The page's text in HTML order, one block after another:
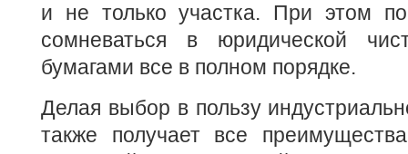
и не только участка. При этом
сомневаться в юридической
бумагами все в полном порядке.
Делая выбор в пользу
также получает все